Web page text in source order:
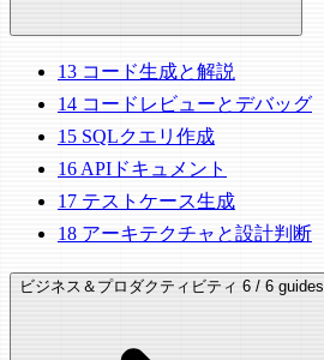
13 コード生成と解説
14 コードレビューとデバッグ
15 SQLクエリ作成
16 APIドキュメント
17 テストケース生成
18 アーキテクチャと設計判断
ビジネス＆プロダクティビティ 6 / 6 guides